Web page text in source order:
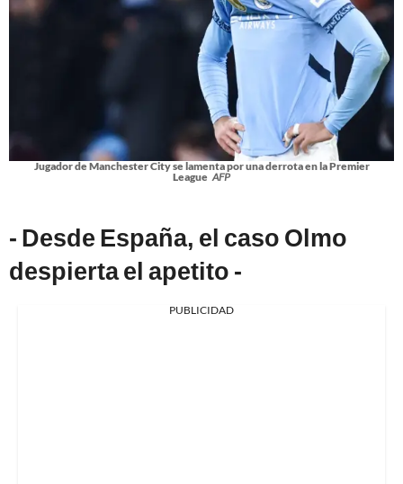
Jugador de Manchester City se lamenta por una derrota en la Premier
League AFP
- Desde España, el caso Olmo
despierta el apetito -
PUBLICIDAD